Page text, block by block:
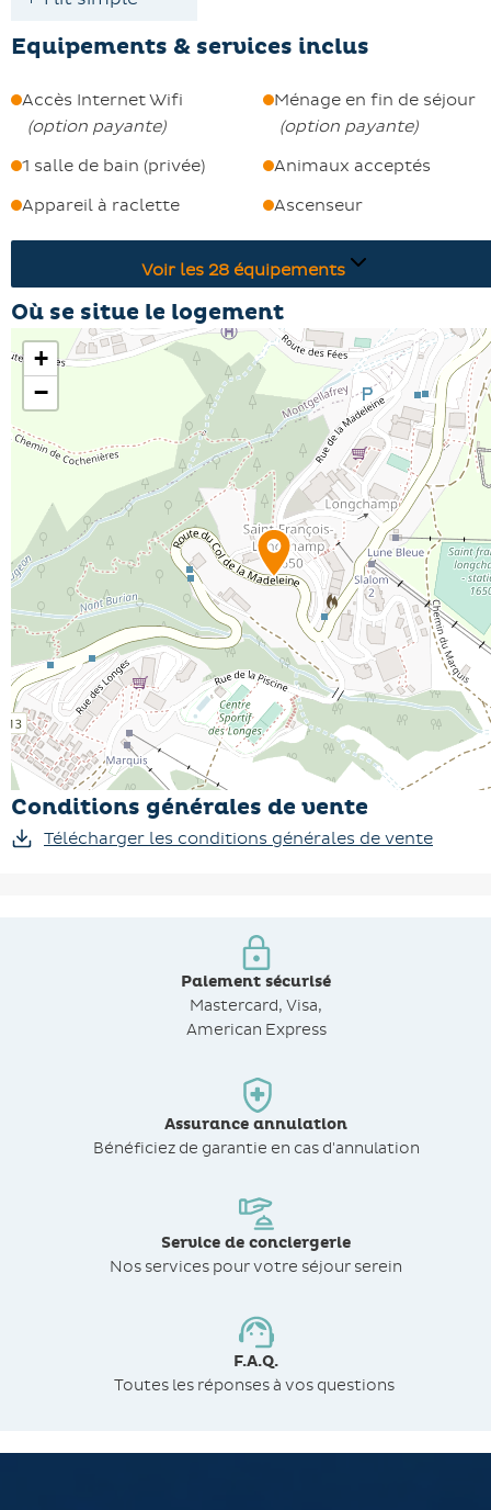
Equipements & services inclus
Accès Internet Wifi
(option payante)
Ménage en fin de séjour
(option payante)
1 salle de bain (privée)
Animaux acceptés
Appareil à raclette
Ascenseur
Voir les 28 équipements
Où se situe le logement
+
−
Conditions générales de vente
Télécharger les conditions générales de vente
Paiement sécurisé
Mastercard, Visa,
American Express
Assurance annulation
Bénéficiez de garantie en cas d'annulation
Service de conciergerie
Nos services pour votre séjour serein
F.A.Q.
Toutes les réponses à vos questions